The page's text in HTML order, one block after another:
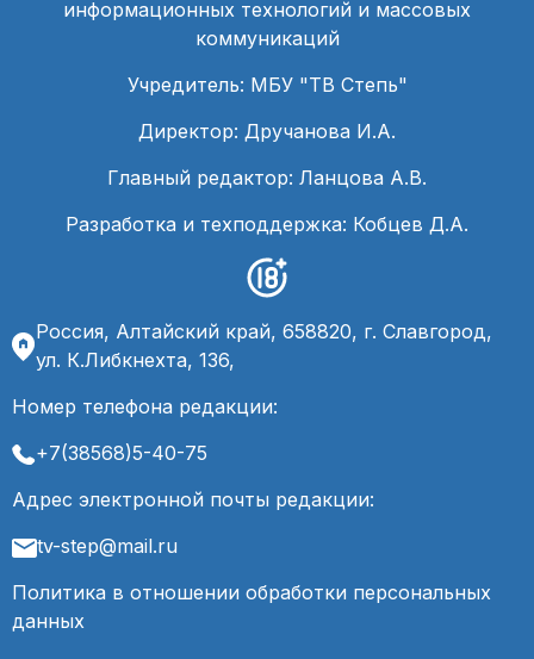
информационных технологий и массовых
коммуникаций
Учредитель: МБУ "ТВ Степь"
Директор: Дручанова И.А.
Главный редактор: Ланцова А.В.
Разработка и техподдержка: Кобцев Д.А.
Россия, Алтайский край, 658820, г. Славгород,
ул. К.Либкнехта, 136,
Номер телефона редакции:
+7(38568)5-40-75
Адрес электронной почты редакции:
tv-step@mail.ru
Политика в отношении обработки персональных
данных